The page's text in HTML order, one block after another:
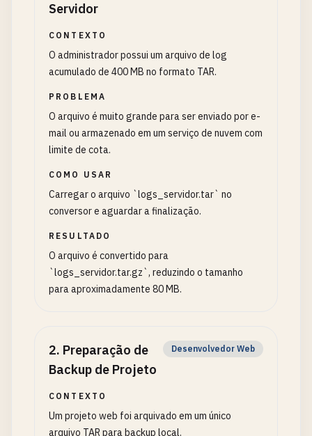
Servidor
CONTEXTO
O administrador possui um arquivo de log
acumulado de 400 MB no formato TAR.
PROBLEMA
O arquivo é muito grande para ser enviado por e-
mail ou armazenado em um serviço de nuvem com
limite de cota.
COMO USAR
Carregar o arquivo `logs_servidor.tar` no
conversor e aguardar a finalização.
RESULTADO
O arquivo é convertido para
`logs_servidor.tar.gz`, reduzindo o tamanho
para aproximadamente 80 MB.
2. Preparação de
Backup de Projeto
Desenvolvedor Web
CONTEXTO
Um projeto web foi arquivado em um único
arquivo TAR para backup local.